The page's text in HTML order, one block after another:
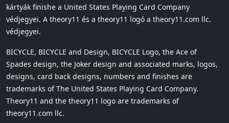
kártyák finishe a United States Playing Card Company
védjegyei. A theory11 és a theory11 logó a theory11.com llc.
védjegyei.
BICYCLE, BICYCLE and Design, BICYCLE Logo, the Ace of
Spades design, the Joker design and associated marks, logos,
designs, card back designs, numbers and finishes are
trademarks of The United States Playing Card Company.
Theory11 and the theory11 logo are trademarks of
theory11.com llc.